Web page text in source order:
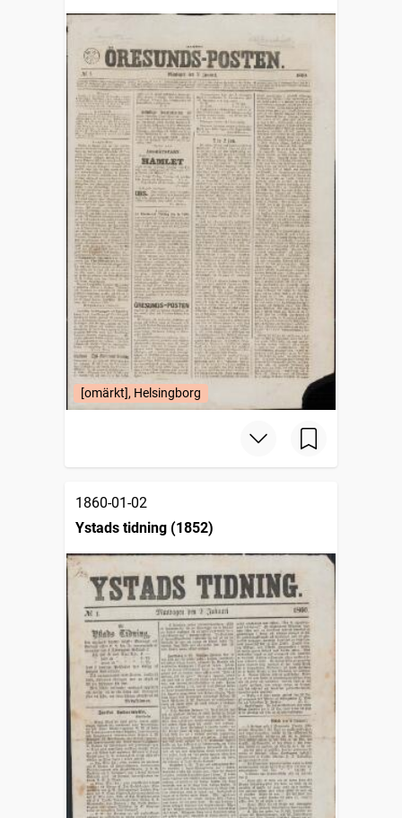
[omärkt], Helsingborg
1860-01-02
Ystads tidning (1852)